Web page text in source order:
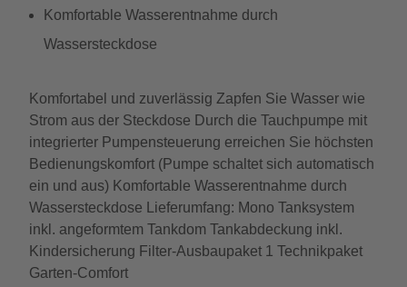
Komfortable Wasserentnahme durch
Wassersteckdose
Komfortabel und zuverlässig Zapfen Sie Wasser wie
Strom aus der Steckdose Durch die Tauchpumpe mit
integrierter Pumpensteuerung erreichen Sie höchsten
Bedienungskomfort (Pumpe schaltet sich automatisch
ein und aus) Komfortable Wasserentnahme durch
Wassersteckdose Lieferumfang: Mono Tanksystem
inkl. angeformtem Tankdom Tankabdeckung inkl.
Kindersicherung Filter-Ausbaupaket 1 Technikpaket
Garten-Comfort